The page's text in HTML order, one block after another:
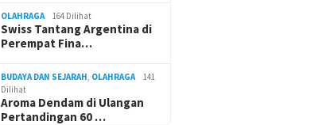
OLAHRAGA 164 Dilihat
Swiss Tantang Argentina di
Perempat Fina…
BUDAYA DAN SEJARAH OLAHRAGA
141
Dilihat
Aroma Dendam di Ulangan
Pertandingan 60 …